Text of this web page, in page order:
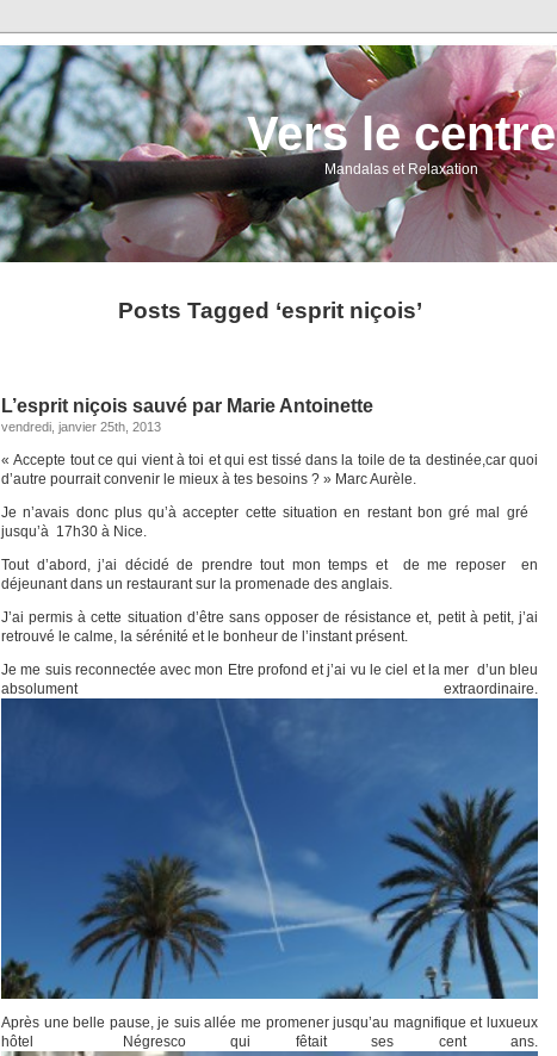
Vers le centre
Mandalas et Relaxation
Posts Tagged ‘esprit niçois’
L’esprit niçois sauvé par Marie Antoinette
vendredi, janvier 25th, 2013
« Accepte tout ce qui vient à toi et qui est tissé dans la toile de ta destinée,car quoi
d’autre pourrait convenir le mieux à tes besoins ? » Marc Aurèle.
Je n’avais donc plus qu’à accepter cette situation en restant bon gré mal gré
jusqu’à 17h30 à Nice.
Tout d’abord, j’ai décidé de prendre tout mon temps et de me reposer en
déjeunant dans un restaurant sur la promenade des anglais.
J’ai permis à cette situation d’être sans opposer de résistance et, petit à petit, j’ai
retrouvé le calme, la sérénité et le bonheur de l’instant présent.
Je me suis reconnectée avec mon Etre profond et j’ai vu le ciel et la mer d’un bleu
absolument extraordinaire.
Après une belle pause, je suis allée me promener jusqu’au magnifique et luxueux
hôtel Négresco qui fêtait ses cent ans.